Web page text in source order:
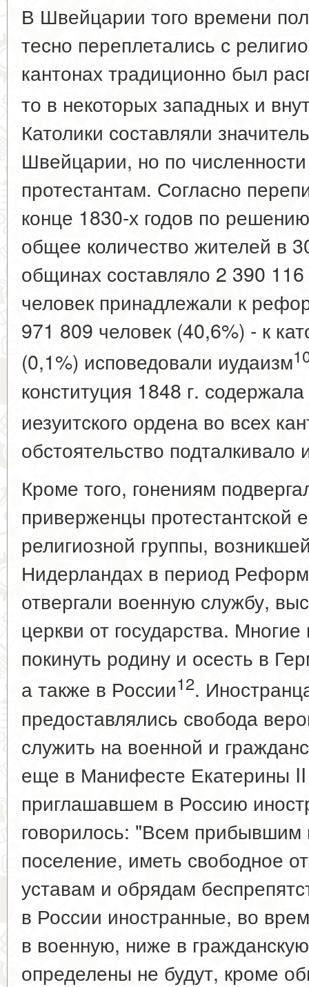
В Швейцарии того времени
тесно переплетались с
кантонах традиционно был
то в некоторых западных и
Католики составляли
Швейцарии, но по
протестантам. Согласно
конце 1830-х годов по
общее количество жителей в
общинах составляло 2 390
человек принадлежали к
971 809 человек (40,6%) - к
(0,1%) исповедовали иудаизм
конституция 1848 г.
иезуитского ордена во всех
обстоятельство подталкивало
Кроме того, гонениям
приверженцы протестантской
религиозной группы,
Нидерландах в период
отвергали военную службу,
церкви от государства.
покинуть родину и осесть в
а также в России12.
предоставлялись свобода
служить на военной и
еще в Манифесте Екатерины
приглашавшем в Россию
говорилось: "Всем
поселение, иметь свободное
уставам и обрядам
в России иностранные, во
в военную, ниже в
определены не будут, кроме